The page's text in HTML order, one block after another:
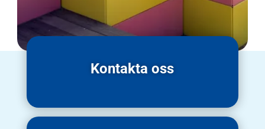
Kontakta oss